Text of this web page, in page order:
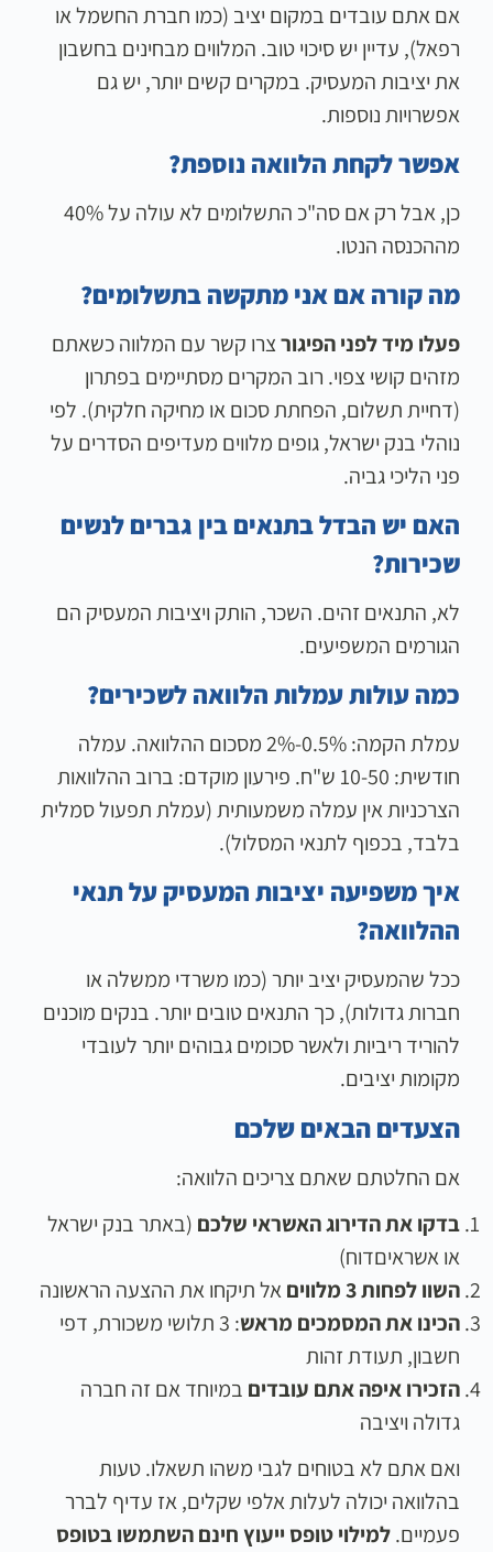
אם אתם עובדים במקום יציב (כמו חברת החשמל או
רפאל), עדיין יש סיכוי טוב. המלווים מבחינים בחשבון
את יציבות המעסיק. במקרים קשים יותר, יש גם
אפשרויות נוספות.
אפשר לקחת הלוואה נוספת?
כן, אבל רק אם סה"כ התשלומים לא עולה על 40%
מההכנסה הנטו.
מה קורה אם אני מתקשה בתשלומים?
פעלו מיד לפני הפיגורצרו קשר עם המלווה כשאתם
מזהים קושי צפוי. רוב המקרים מסתיימים בפתרון
(דחיית תשלום, הפחתת סכום או מחיקה חלקית). לפי
נוהלי בנק ישראל, גופים מלווים מעדיפים הסדרים על
פני הליכי גביה.
האם יש הבדל בתנאים בין גברים לנשים
שכירות?
לא, התנאים זהים. השכר, הותק ויציבות המעסיק הם
הגורמים המשפיעים.
כמה עולות עמלות הלוואה לשכירים?
עמלת הקמה: 0.5%-2% מסכום ההלוואה. עמלה
חודשית: 10-50 ש"ח. פירעון מוקדם: ברוב ההלוואות
הצרכניות אין עמלה משמעותית (עמלת תפעול סמלית
בלבד, בכפוף לתנאי המסלול).
איך משפיעה יציבות המעסיק על תנאי
ההלוואה?
ככל שהמעסיק יציב יותר (כמו משרדי ממשלה או
חברות גדולות), כך התנאים טובים יותר. בנקים מוכנים
להוריד ריביות ולאשר סכומים גבוהים יותר לעובדי
מקומות יציבים.
הצעדים הבאים שלכם
אם החלטתם שאתם צריכים הלוואה:
בדקו את הדירוג האשראי שלכם (באתר בנק ישראל
או אשראיםדוח)
השוו לפחות 3 מלווים
אל תיקחו את ההצעה הראשונה
הכינו את המסמכים מראש
: 3 תלושי משכורת, דפי
חשבון, תעודת זהות
הזכירו איפה אתם עובדים במיוחד אם זה חברה
גדולה ויציבה
ואם אתם לא בטוחים לגבי משהו תשאלו. טעות
בהלוואה יכולה לעלות אלפי שקלים, אז עדיף לברר
פעמיים.למילוי טופס ייעוץ חינם השתמשו בטופס